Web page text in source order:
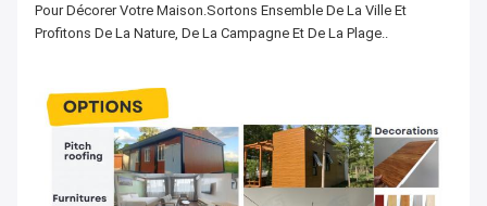
Pour Décorer Votre Maison.Sortons Ensemble De La Ville Et
Profitons De La Nature, De La Campagne Et De La Plage..